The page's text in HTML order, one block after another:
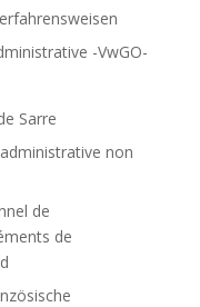
-VwGO-
Sarre
non
de
de